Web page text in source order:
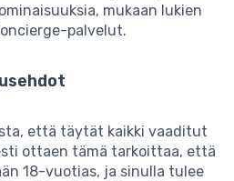
mukaan lukien
palvelut.
että täytät kaikki vaaditut
ottaen tämä tarkoittaa, että
18-vuotias, ja sinulla tulee